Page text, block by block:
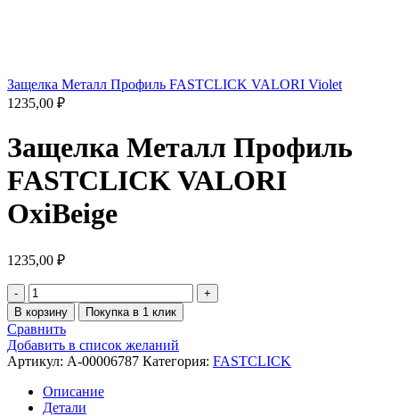
Защелка Металл Профиль FASTCLICK VALORI Violet
1235,00 ₽
Защелка Металл Профиль
FASTCLICK VALORI
OxiBeige
1235,00 ₽
В корзину Покупка в 1 клик
Сравнить
Добавить в список желаний
Артикул: A-00006787 Категория: FASTCLICK
Описание
Детали